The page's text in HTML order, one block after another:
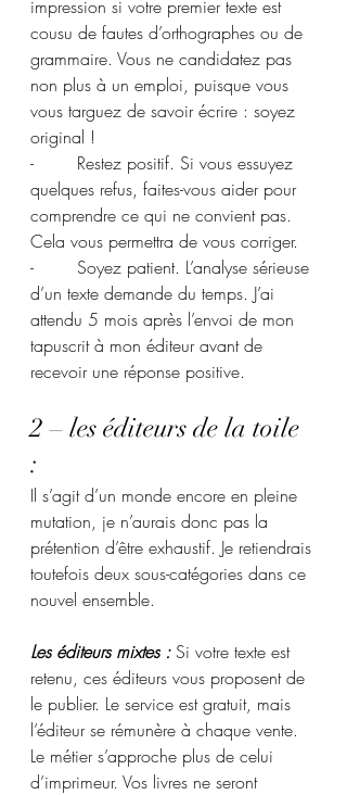
impression si votre premier texte est
cousu de fautes d’orthographes ou de
grammaire. Vous ne candidatez pas
non plus à un emploi, puisque vous
vous targuez de savoir écrire : soyez
original !
-        Restez positif. Si vous essuyez
quelques refus, faites-vous aider pour
comprendre ce qui ne convient pas.
Cela vous permettra de vous corriger.
-        Soyez patient. L’analyse sérieuse
d’un texte demande du temps. J’ai
attendu 5 mois après l’envoi de mon
tapuscrit à mon éditeur avant de
recevoir une réponse positive.
2 – les éditeurs de la toile
:
Il s’agit d’un monde encore en pleine
mutation, je n’aurais donc pas la
prétention d’être exhaustif. Je retiendrais
toutefois deux sous-catégories dans ce
nouvel ensemble.
Les éditeurs mixtes : Si votre texte est
retenu, ces éditeurs vous proposent de
le publier. Le service est gratuit, mais
l’éditeur se rémunère à chaque vente.
Le métier s’approche plus de celui
d’imprimeur. Vos livres ne seront